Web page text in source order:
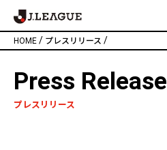
HOME / プレスリリース /
Press Release
プレスリリース